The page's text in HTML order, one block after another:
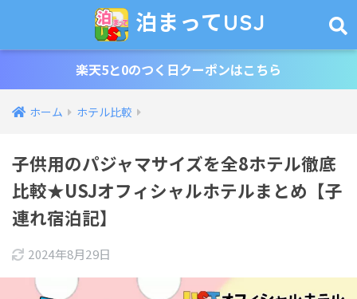
泊まってUSJ
楽天5と0のつく日クーポンはこちら
ホーム ホテル比較
子供用のパジャマサイズを全8ホテル徹底
比較★USJオフィシャルホテルまとめ【子
連れ宿泊記】
2024年8月29日